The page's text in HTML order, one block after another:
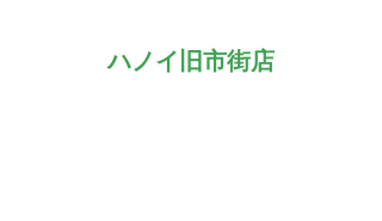
ハノイ旧市街店